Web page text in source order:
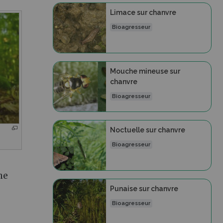
Limace sur chanvre
Bioagresseur
Mouche mineuse sur
chanvre
Bioagresseur
Noctuelle sur chanvre
Bioagresseur
Punaise sur chanvre
Bioagresseur